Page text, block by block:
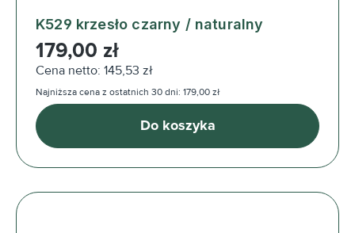
K529 krzesło czarny / naturalny
Cena regularna:
179,00 zł
Cena netto: 145,53 zł
Najniższa cena z ostatnich 30 dni: 179,00 zł
Do koszyka